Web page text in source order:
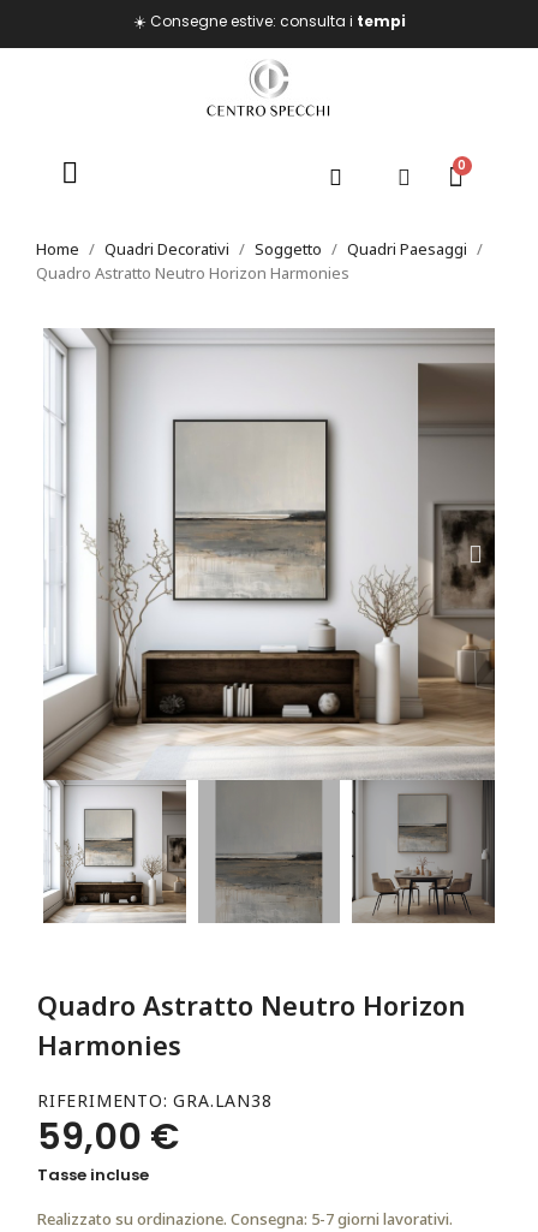
☀️ Consegne estive: consulta i tempi
Home Quadri Decorativi Soggetto
Quadri Paesaggi
Quadro Astratto Neutro Horizon Harmonies
Quadro Astratto Neutro Horizon
Harmonies
RIFERIMENTO GRA.LAN38
59,00 €
Tasse incluse
Realizzato su ordinazione. Consegna: 5-7 giorni lavorativi.